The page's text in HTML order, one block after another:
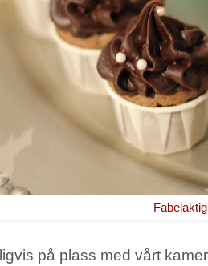
på plass med vårt